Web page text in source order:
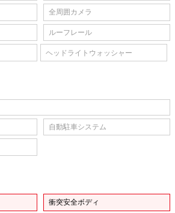
全周囲カメラ
ルーフレール
ヘッドライトウォッシャー
自動駐車システム
衝突安全ボディ